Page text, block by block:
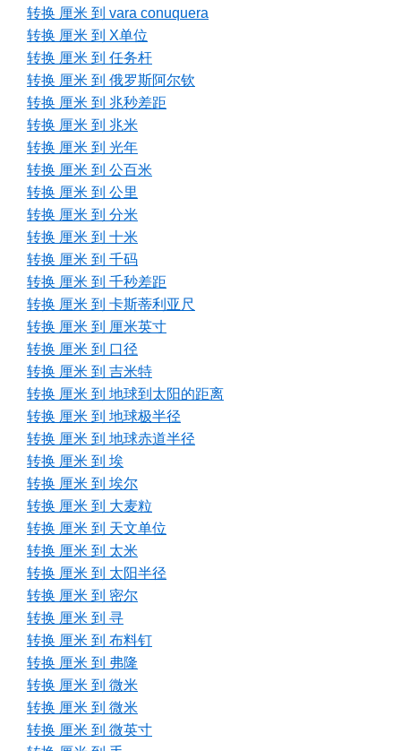
转换 厘米 到 vara conuquera
转换 厘米 到 X单位
转换 厘米 到 任务杆
转换 厘米 到 俄罗斯阿尔钦
转换 厘米 到 兆秒差距
转换 厘米 到 兆米
转换 厘米 到 光年
转换 厘米 到 公百米
转换 厘米 到 公里
转换 厘米 到 分米
转换 厘米 到 十米
转换 厘米 到 千码
转换 厘米 到 千秒差距
转换 厘米 到 卡斯蒂利亚尺
转换 厘米 到 厘米英寸
转换 厘米 到 口径
转换 厘米 到 吉米特
转换 厘米 到 地球到太阳的距离
转换 厘米 到 地球极半径
转换 厘米 到 地球赤道半径
转换 厘米 到 埃
转换 厘米 到 埃尔
转换 厘米 到 大麦粒
转换 厘米 到 天文单位
转换 厘米 到 太米
转换 厘米 到 太阳半径
转换 厘米 到 密尔
转换 厘米 到 寻
转换 厘米 到 布料钉
转换 厘米 到 弗隆
转换 厘米 到 微米
转换 厘米 到 微米
转换 厘米 到 微英寸